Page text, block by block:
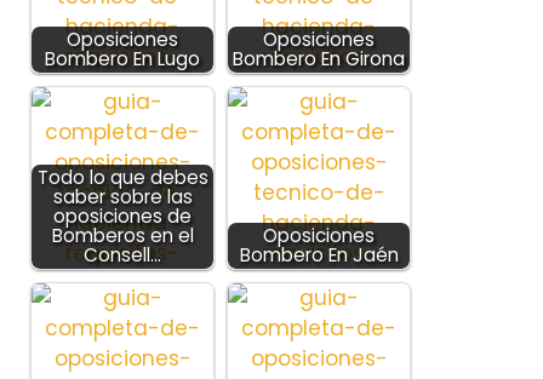
Oposiciones
Bombero En Lugo
Oposiciones
Bombero En Girona
Todo lo que debes
saber sobre las
oposiciones de
Bomberos en el
Consell…
Oposiciones
Bombero En Jaén